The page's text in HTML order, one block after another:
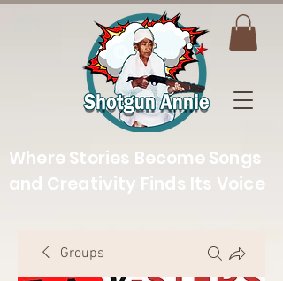
Where Stories Become Songs
and Creativity Finds Its Voice
Groups